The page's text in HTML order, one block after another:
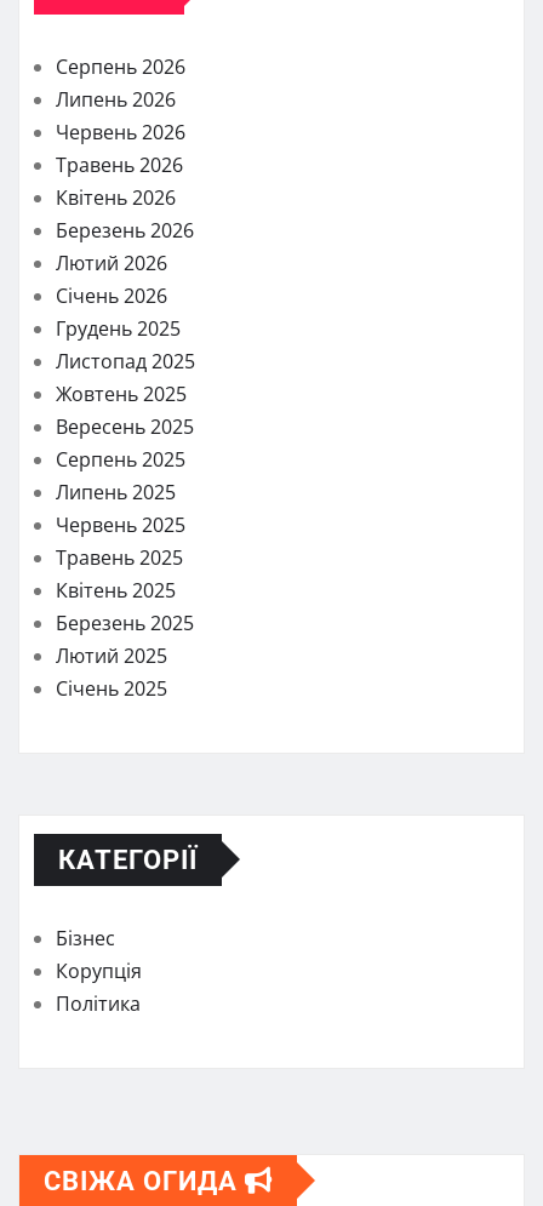
Серпень 2026
Липень 2026
Червень 2026
Травень 2026
Квітень 2026
Березень 2026
Лютий 2026
Січень 2026
Грудень 2025
Листопад 2025
Жовтень 2025
Вересень 2025
Серпень 2025
Липень 2025
Червень 2025
Травень 2025
Квітень 2025
Березень 2025
Лютий 2025
Січень 2025
КАТЕГОРІЇ
Бізнес
Корупція
Політика
СВІЖА ОГИДА